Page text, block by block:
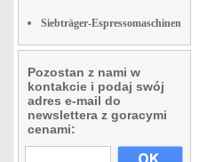
Siebträger-Espressomaschinen
Pozostan z nami w
kontakcie i podaj swój
adres e-mail do
newslettera z goracymi
cenami: